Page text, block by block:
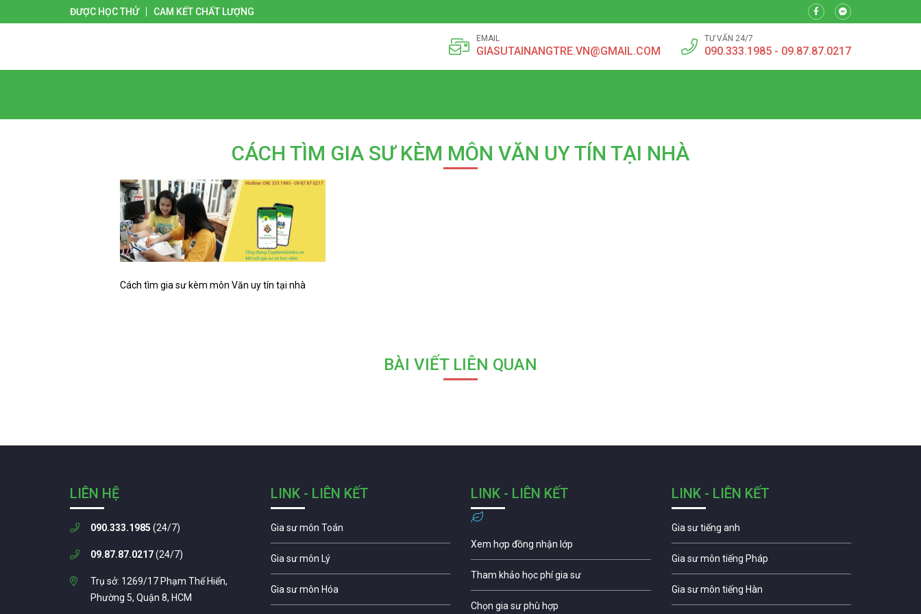
ĐƯỢC HỌC THỬ CAM KẾT CHẤT LƯỢNG
EMAIL
GIASUTAINANGTRE.VN@GMAIL.COM
TƯ VẤN 24/7
090.333.1985 - 09.87.87.0217
CÁCH TÌM GIA SƯ KÈM MÔN VĂN UY TÍN TẠI NHÀ
Cách tìm gia sư kèm môn Văn uy tín tại nhà
BÀI VIẾT LIÊN QUAN
LIÊN HỆ
090.333.1985 (24/7)
09.87.87.0217(24/7)
Trụ sở: 1269/17 Phạm Thế Hiển,
Phường 5, Quận 8, HCM
LINK - LIÊN KẾT
Gia sư môn Toán
Gia sư môn Lý
Gia sư môn Hóa
LINK - LIÊN KẾT
Xem hợp đồng nhận lớp
Tham khảo học phí gia sư
Chọn gia sư phù hợp
LINK - LIÊN KẾT
Gia sư tiếng anh
Gia sư môn tiếng Pháp
Gia sư môn tiếng Hàn